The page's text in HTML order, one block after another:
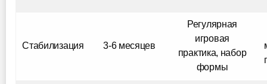
Стабилизация 3-6 месяцев
Регулярная
игровая
практика, набор
формы